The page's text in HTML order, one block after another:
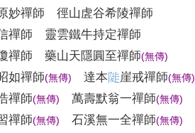
禪師 徑山虗谷希陵禪師
師 靈雲鐵牛持定禪師
師 藥山天隱圓至禪師(無傳)
禪師(無傳) 達本𨺗崖戒禪師(無傳)
禪師(無傳) 萬壽默翁一禪師(無傳)
禪師(無傳) 石溪無一全禪師(無傳)